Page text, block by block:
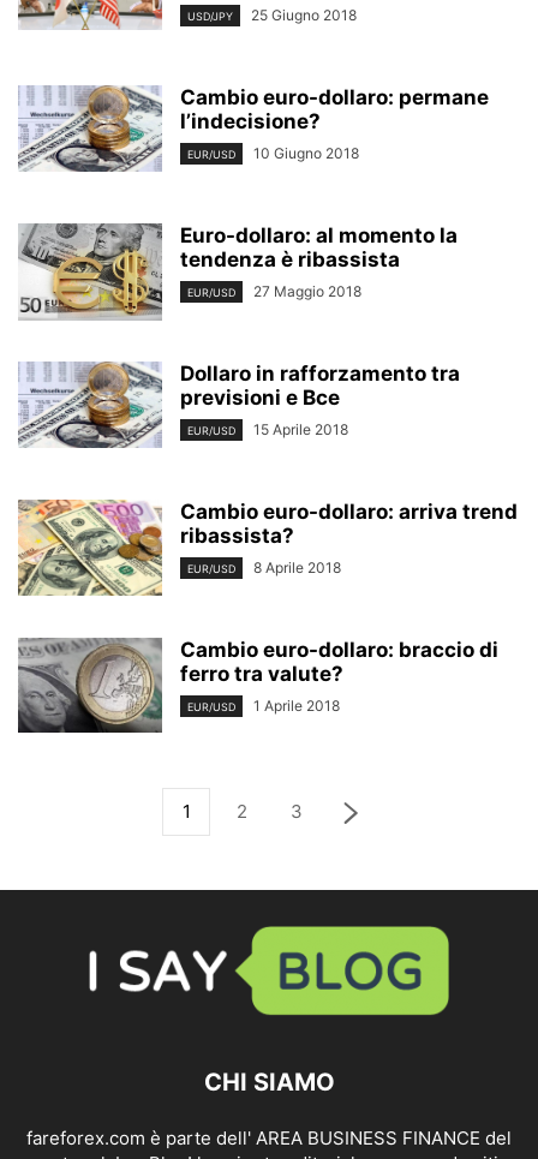
USD/JPY 25 Giugno 2018
Cambio euro-dollaro: permane
l’indecisione?
EUR/USD 10 Giugno 2018
Euro-dollaro: al momento la
tendenza è ribassista
EUR/USD 27 Maggio 2018
Dollaro in rafforzamento tra
previsioni e Bce
EUR/USD 15 Aprile 2018
Cambio euro-dollaro: arriva trend
ribassista?
EUR/USD 8 Aprile 2018
Cambio euro-dollaro: braccio di
ferro tra valute?
EUR/USD 1 Aprile 2018
1 2 3
CHI SIAMO
fareforex.com è parte dell' AREA BUSINESS FINANCE del